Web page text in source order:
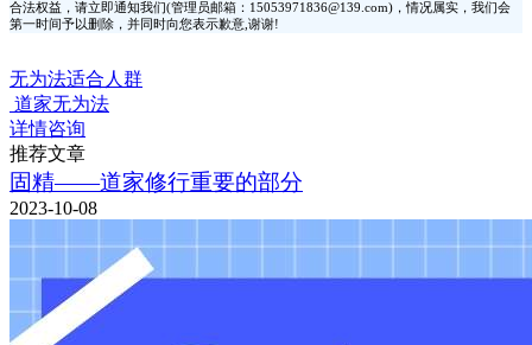
合法权益，请立即通知我们(管理员邮箱：15053971836@139.com)，情况属实，我们会
第一时间予以删除，并同时向您表示歉意,谢谢!
无为法适合人群
道家无为法
详情咨询
推荐文章
固精——道家修行重要的部分
2023-10-08